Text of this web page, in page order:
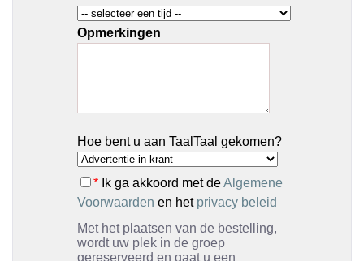
Opmerkingen
Hoe bent u aan TaalTaal gekomen?
* Ik ga akkoord met deAlgemene
Voorwaarden en het privacy beleid
Met het plaatsen van de bestelling,
wordt uw plek in de groep
gereserveerd en gaat u een